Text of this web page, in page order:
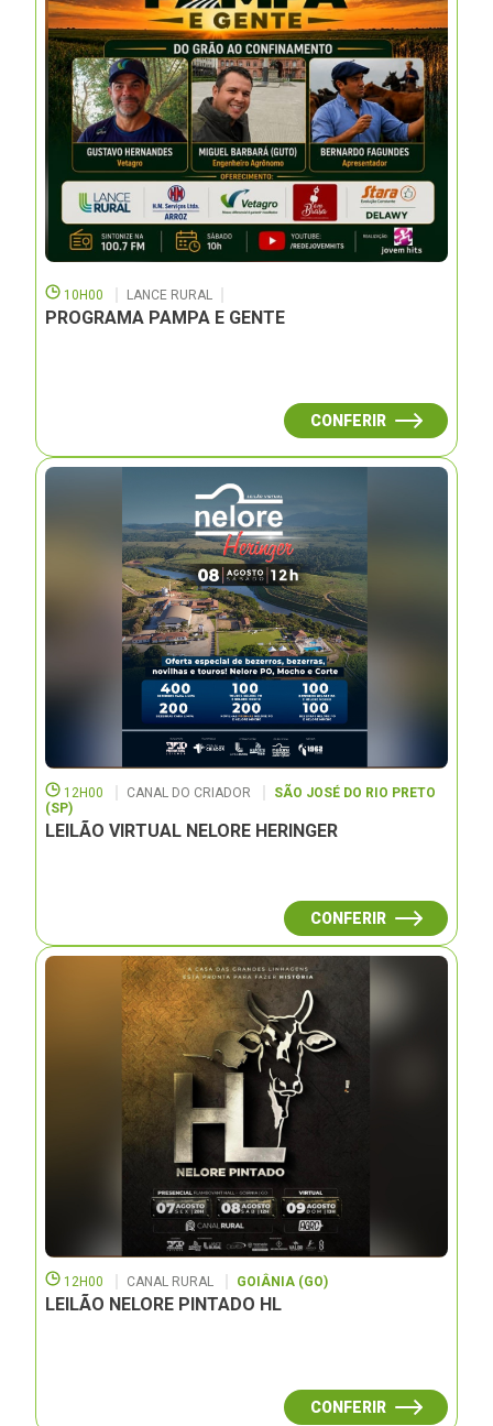
10H00 LANCE RURAL
PROGRAMA PAMPA E GENTE
CONFERIR
12H00 CANAL DO CRIADOR
SÃO JOSÉ DO RIO PRETO
(SP)
LEILÃO VIRTUAL NELORE HERINGER
CONFERIR
12H00 CANAL RURAL GOIÂNIA (GO)
LEILÃO NELORE PINTADO HL
CONFERIR